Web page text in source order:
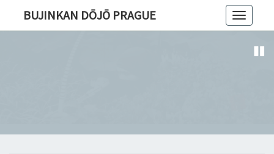
Toggle
BUJINKAN DŌJŌ PRAGUE